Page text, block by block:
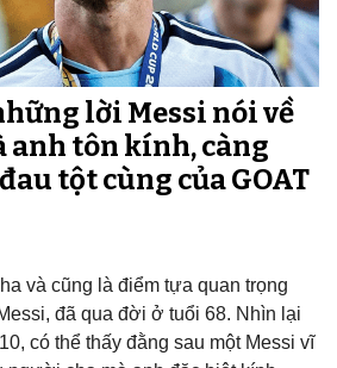
lời Messi nói về
anh tôn kính, càng
tột cùng của GOAT
và cũng là điểm tựa quan trọng
đã qua đời ở tuổi 68. Nhìn lại
có thể thấy đằng sau một Messi vĩ